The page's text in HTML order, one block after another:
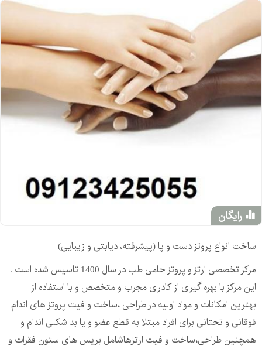
رایگان
ساخت انواع پروتز دست و پا (پیشرفته، دیابتی و زیبایی)
مرکز تخصصی ارتز و پروتز حامی طب در سال 1400 تاسیس شده است .
این مرکز با بهره گیری از کادری مجرب و متخصص و با استفاده از
بهترین امکانات و مواد اولیه در طراحی ،ساخت و فیت پروتز های اندام
فوقانی و تحتانی برای افراد مبتلا به قطع عضو و یا بد شکلی اندام و
همچنین طراحی،ساخت و فیت ارتزهاشامل بریس های ستون فقرات و